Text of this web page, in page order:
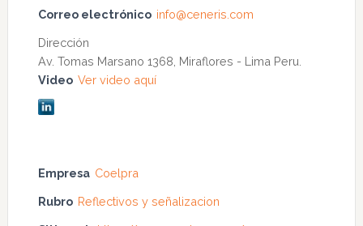
Correo electrónico info@ceneris.com
Dirección
Av. Tomas Marsano 1368, Miraflores - Lima Peru.
Video Ver video aquí
Empresa Coelpra
Rubro Reflectivos y señalizacion